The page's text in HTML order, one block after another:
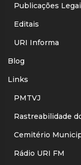
Publicações
Editais
URI Informa
Blog
Links
PMTVJ
Rastreabilidade
Cemitério
Rádio URI FM